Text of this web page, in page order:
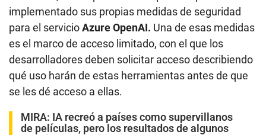
implementado sus propias medidas de seguridad
para el servicioAzure OpenAI. Una de esas medidas
es el marco de acceso limitado, con el que los
desarrolladores deben solicitar acceso describiendo
qué uso harán de estas herramientas antes de que
se les dé acceso a ellas.
MIRA: IA recreó a países como supervillanos
de películas, pero los resultados de algunos